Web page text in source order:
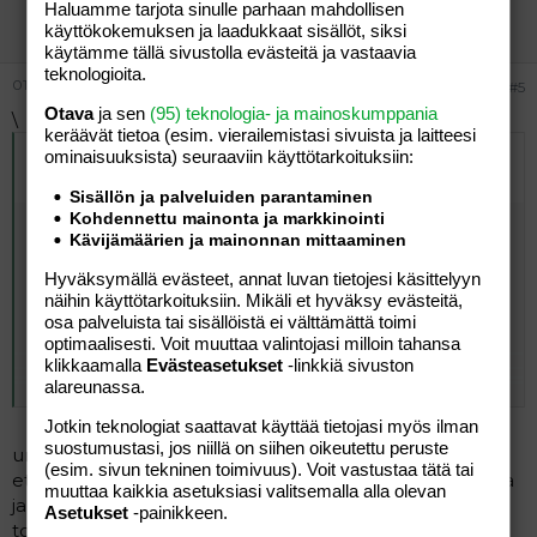
Vieras
01.08.2005 #5
\
Alkuperäinen kirjoittaja29.07.2005 klo 14:13 äippä
Meiän 5-vuotias hoitaa pesun nykyisin itsenäisesti, kun
sen iskän kans ensin 4 vuotiaana opetteli. Kun esinahan
saa taakse ja lapsi asian tärkeyden ymmärtää, sujuu pesu
automaattisesti suihkun yhteydessä. Joskus vielä
pyydän, että pese nyt erityisen hyvin ja voin asian
varmistaa ja seurata, ettei lintsaa. Poika tietää itsekki,
että pesemättömyydestä seuraa vaan tulehtumista ja
kiusallista kutinaa. Esinahkaa voi varovasti liikuttaa ja
siitä sen kummemmin numeroa tekemättä.
urologin neuvo kyllä tähän esinahan liikutteluun on se,
että sitä ei liikutella pikkupojilla... varovaisella liikuttelulla
ja huolellisella pesulla aiheuttaa yhtä suurella
todennäköisyydellä haittaa kuin hyötyä. tulehdukset ja
Haluamme tarjota sinulle parhaan mahdollisen
käyttökokemuksen ja laadukkaat sisällöt, siksi
käytämme tällä sivustolla evästeitä ja vastaavia
teknologioita.
Otavaja sen (95) teknologia- ja mainoskumppania
keräävät tietoa (esim. vierailemis­tasi sivuista ja laitteesi
ominaisuuk­sista) seuraaviin käyttötarkoituksiin:
Sisällön ja palveluiden parantaminen
Kohdennettu mainonta ja markkinointi
Kävijämäärien ja mainonnan mittaaminen
Hyväksymällä evästeet, annat luvan tietojesi käsittelyyn
näihin käyttötarkoituksiin. Mikäli et hyväksy evästeitä,
osa palveluista tai sisällöistä ei välttämättä toimi
optimaalisesti. Voit muuttaa valintojasi milloin tahansa
klikkaamalla Evästeasetukset -linkkiä sivuston
alareunassa.
Jotkin teknologiat saattavat käyttää tietojasi myös ilman
suostumustasi, jos niillä on siihen oikeutettu peruste
(esim. sivun tekninen toimivuus). Voit vastustaa tätä tai
muuttaa kaikkia asetuksiasi valitsemalla alla olevan
Asetukset -painikkeen.